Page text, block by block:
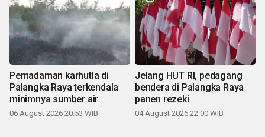
Pemadaman karhutla di
Palangka Raya terkendala
minimnya sumber air
06 August 2026 20:53 WIB
Jelang HUT RI, pedagang
bendera di Palangka Raya
panen rezeki
04 August 2026 22:00 WIB